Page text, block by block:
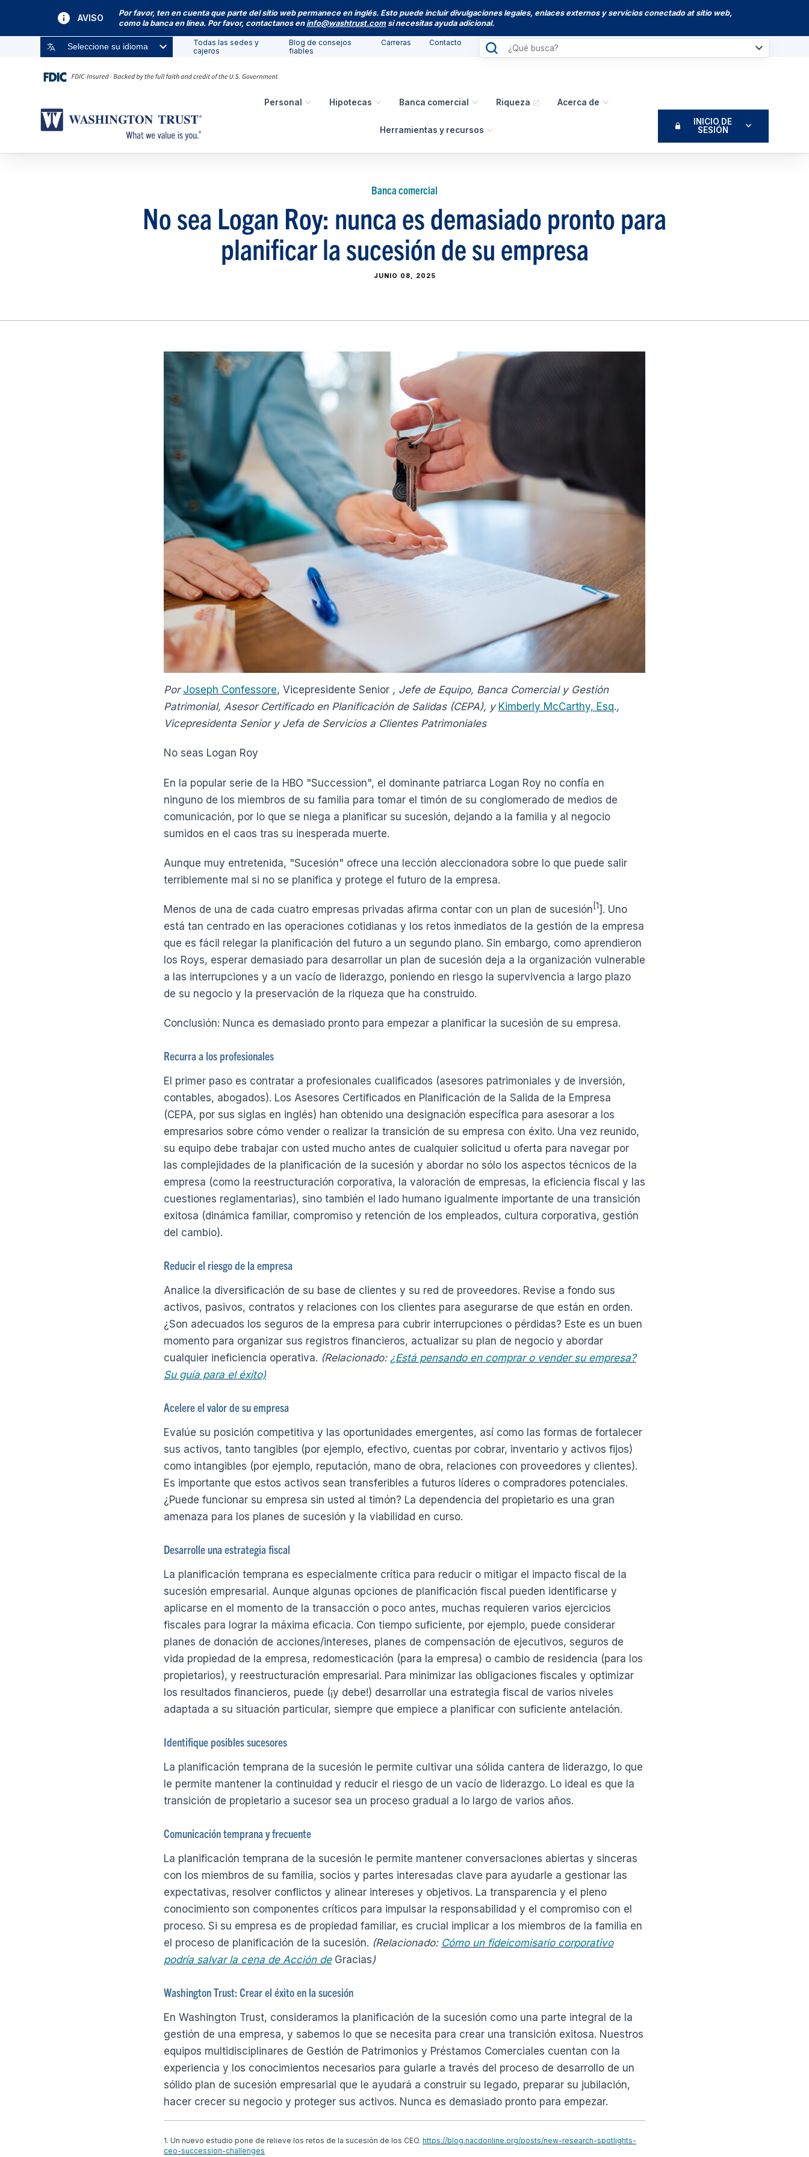
AVISO
Por favor, ten en cuenta que parte del sitio web permanece en inglés. Esto puede incluir divulgaciones legales, enlaces externos y servicios conectado at sitio web,
como la banca en línea. Por favor, contactanos en info@washtrust.com si necesitas ayuda adicional.
Seleccione su idioma
Todas las sedes y
cajeros
Blog de consejos
fiables
Carreras Contacto
Personal Hipotecas Banca comercial Riqueza Acerca de
Herramientas y recursos
INICIO DE
SESIÓN
Banca comercial
No sea Logan Roy: nunca es demasiado pronto para
planificar la sucesión de su empresa
JUNIO 08, 2025
PorJoseph Confessore, Vicepresidente Senior , Jefe de Equipo, Banca Comercial y Gestión
Patrimonial, Asesor Certificado en Planificación de Salidas (CEPA), y Kimberly McCarthy, Esq.,
Vicepresidenta Senior y Jefa de Servicios a Clientes Patrimoniales
No seas Logan Roy
En la popular serie de la HBO "Succession", el dominante patriarca Logan Roy no confía en
ninguno de los miembros de su familia para tomar el timón de su conglomerado de medios de
comunicación, por lo que se niega a planificar su sucesión, dejando a la familia y al negocio
sumidos en el caos tras su inesperada muerte.
Aunque muy entretenida, "Sucesión" ofrece una lección aleccionadora sobre lo que puede salir
terriblemente mal si no se planifica y protege el futuro de la empresa.
Menos de una de cada cuatro empresas privadas afirma contar con un plan de sucesión [1]. Uno
está tan centrado en las operaciones cotidianas y los retos inmediatos de la gestión de la empresa
que es fácil relegar la planificación del futuro a un segundo plano. Sin embargo, como aprendieron
los Roys, esperar demasiado para desarrollar un plan de sucesión deja a la organización vulnerable
a las interrupciones y a un vacío de liderazgo, poniendo en riesgo la supervivencia a largo plazo
de su negocio y la preservación de la riqueza que ha construido.
Conclusión: Nunca es demasiado pronto para empezar a planificar la sucesión de su empresa.
Recurra a los profesionales
El primer paso es contratar a profesionales cualificados (asesores patrimoniales y de inversión,
contables, abogados). Los Asesores Certificados en Planificación de la Salida de la Empresa
(CEPA, por sus siglas en inglés) han obtenido una designación específica para asesorar a los
empresarios sobre cómo vender o realizar la transición de su empresa con éxito. Una vez reunido,
su equipo debe trabajar con usted mucho antes de cualquier solicitud u oferta para navegar por
las complejidades de la planificación de la sucesión y abordar no sólo los aspectos técnicos de la
empresa (como la reestructuración corporativa, la valoración de empresas, la eficiencia fiscal y las
cuestiones reglamentarias), sino también el lado humano igualmente importante de una transición
exitosa (dinámica familiar, compromiso y retención de los empleados, cultura corporativa, gestión
del cambio).
Reducir el riesgo de la empresa
Analice la diversificación de su base de clientes y su red de proveedores. Revise a fondo sus
activos, pasivos, contratos y relaciones con los clientes para asegurarse de que están en orden.
¿Son adecuados los seguros de la empresa para cubrir interrupciones o pérdidas? Este es un buen
momento para organizar sus registros financieros, actualizar su plan de negocio y abordar
cualquier ineficiencia operativa. (Relacionado: ¿Está pensando en comprar o vender su empresa?
Su guía para el éxito)
Acelere el valor de su empresa
Evalúe su posición competitiva y las oportunidades emergentes, así como las formas de fortalecer
sus activos, tanto tangibles (por ejemplo, efectivo, cuentas por cobrar, inventario y activos fijos)
como intangibles (por ejemplo, reputación, mano de obra, relaciones con proveedores y clientes).
Es importante que estos activos sean transferibles a futuros líderes o compradores potenciales.
¿Puede funcionar su empresa sin usted al timón? La dependencia del propietario es una gran
amenaza para los planes de sucesión y la viabilidad en curso.
Desarrolle una estrategia fiscal
La planificación temprana es especialmente crítica para reducir o mitigar el impacto fiscal de la
sucesión empresarial. Aunque algunas opciones de planificación fiscal pueden identificarse y
aplicarse en el momento de la transacción o poco antes, muchas requieren varios ejercicios
fiscales para lograr la máxima eficacia. Con tiempo suficiente, por ejemplo, puede considerar
planes de donación de acciones/intereses, planes de compensación de ejecutivos, seguros de
vida propiedad de la empresa, redomesticación (para la empresa) o cambio de residencia (para los
propietarios), y reestructuración empresarial. Para minimizar las obligaciones fiscales y optimizar
los resultados financieros, puede (¡y debe!) desarrollar una estrategia fiscal de varios niveles
adaptada a su situación particular, siempre que empiece a planificar con suficiente antelación.
Identifique posibles sucesores
La planificación temprana de la sucesión le permite cultivar una sólida cantera de liderazgo, lo que
le permite mantener la continuidad y reducir el riesgo de un vacío de liderazgo. Lo ideal es que la
transición de propietario a sucesor sea un proceso gradual a lo largo de varios años.
Comunicación temprana y frecuente
La planificación temprana de la sucesión le permite mantener conversaciones abiertas y sinceras
con los miembros de su familia, socios y partes interesadas clave para ayudarle a gestionar las
expectativas, resolver conflictos y alinear intereses y objetivos. La transparencia y el pleno
conocimiento son componentes críticos para impulsar la responsabilidad y el compromiso con el
proceso. Si su empresa es de propiedad familiar, es crucial implicar a los miembros de la familia en
el proceso de planificación de la sucesión. (Relacionado: Cómo un fideicomisario corporativo
podría salvar la cena de Acción deGracias)
Washington Trust: Crear el éxito en la sucesión
En Washington Trust, consideramos la planificación de la sucesión como una parte integral de la
gestión de una empresa, y sabemos lo que se necesita para crear una transición exitosa. Nuestros
equipos multidisciplinares de Gestión de Patrimonios y Préstamos Comerciales cuentan con la
experiencia y los conocimientos necesarios para guiarle a través del proceso de desarrollo de un
sólido plan de sucesión empresarial que le ayudará a construir su legado, preparar su jubilación,
hacer crecer su negocio y proteger sus activos. Nunca es demasiado pronto para empezar.
1. Un nuevo estudio pone de relieve los retos de la sucesión de los CEO. https://blog.nacdonline.org/posts/new-research-spotlights-
ceo-succession-challenges